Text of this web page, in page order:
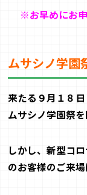
※お早めにお
ムサシノ学園
来たる９月１８
ムサシノ学園祭を
しかし、新型コ
のお客様のご来場